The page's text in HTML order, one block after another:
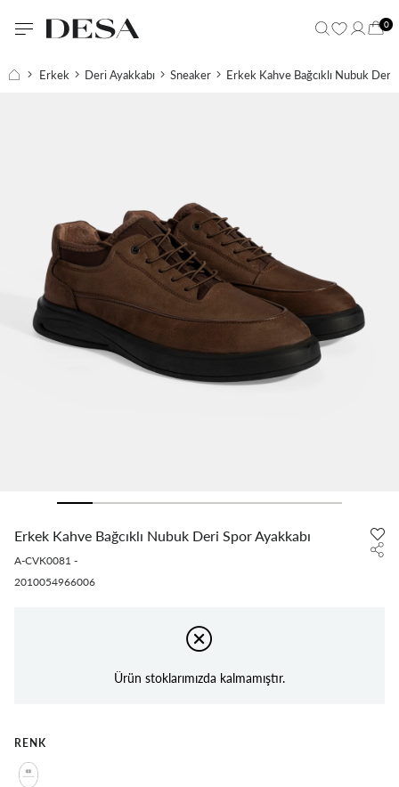
0
Erkek Deri Ayakkabı Sneaker Erkek Kahve Bağcıklı Nubuk Deri
Erkek Kahve Bağcıklı Nubuk Deri Spor Ayakkabı
A-CVK0081 -
2010054966006
Ürün stoklarımızda kalmamıştır.
RENK